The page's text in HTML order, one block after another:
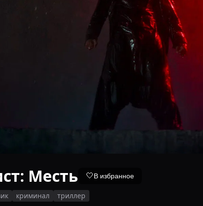
Месть 🤍В избранное
криминал триллер